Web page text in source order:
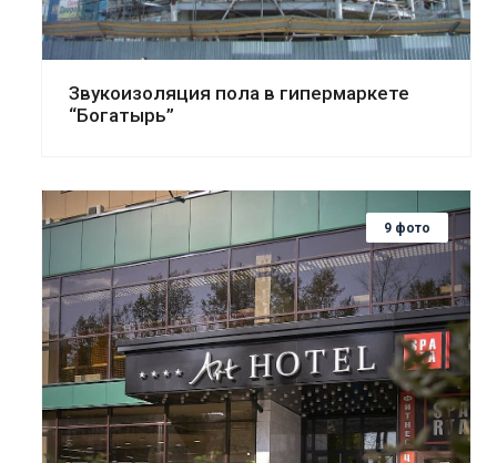
Звукоизоляция пола в гипермаркете
“Богатырь”
9 фото
Смотреть проект